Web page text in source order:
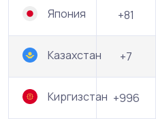
Япония +81
Казахстан +7
Киргизстан +996